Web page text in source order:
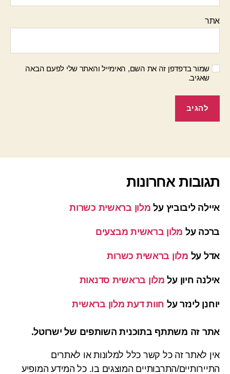
אתר
שמור בדפדפן זה את השם, האימייל והאתר שלי לפעם הבאה
שאגיב.
תגובות אחרונות
איילה ליבוביץ על מלון בראשית כשרות
ברכה על מלון בראשית מבצעים
אדל על מלון בראשית כשרות
אילנה חיון על מלון בראשית סדנאות
יוחנן לינזר על חוות דעת מלון בראשית
אתר זה משתתף בתוכנית השותפים של ישרוטל.
אין לאתר זה כל קשר כלל למלונות או לאתרים
התיירותיים/התרבותיים המוצגים בו. כל המידע המופיע